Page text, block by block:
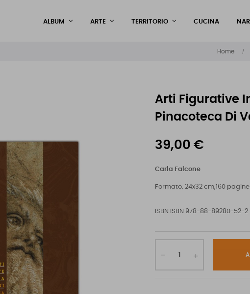
ALBUM ARTE TERRITORIO CUCINA
Home
Arti Figurative
Pinacoteca Di
39,00 €
Carla Falcone
Formato: 24x32 cm,160 pagine
ISBN ISBN 978-88-89280-52-2